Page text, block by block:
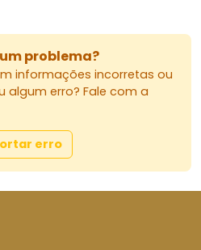
problema?
informações incorretas ou
algum erro? Fale com a
erro